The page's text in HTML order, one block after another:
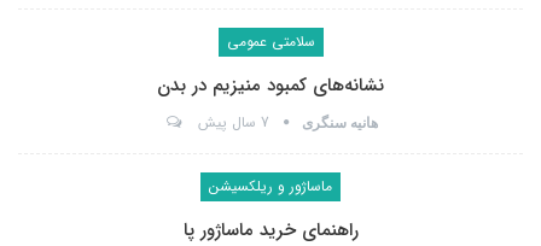
سلامتی عمومی
نشانه‌های کمبود منیزیم در بدن
هانیه سنگری 7 سال پیش
ماساژور و ریلکسیشن
راهنمای خرید ماساژور پا